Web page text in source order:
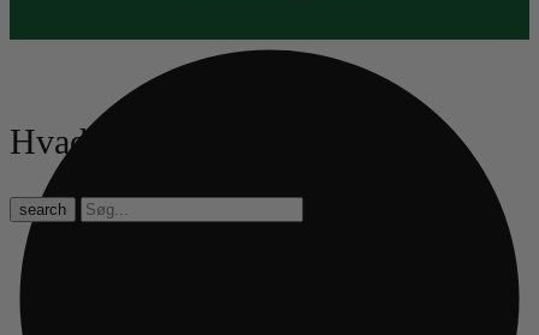
Hvad leder du efter?
search